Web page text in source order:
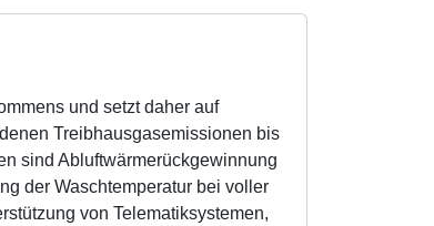
und setzt daher auf
Treibhausgasemissionen bis
sind Abluftwärmerückgewinnung
der Waschtemperatur bei voller
von Telematiksystemen,